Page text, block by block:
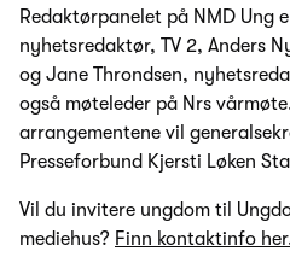
Redaktørpanelet på NMD Ung
nyhetsredaktør, TV 2, Anders
og Jane Throndsen,
også møteleder på Nrs
arrangementene vil
Presseforbund Kjersti Løken
Vil du invitere ungdom til
mediehus? Finn kontaktinfo